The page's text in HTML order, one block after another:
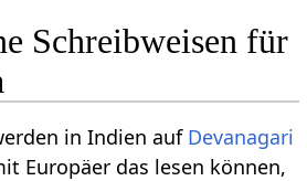
Schreibweisen für
in Indien auf Devanagari
Europäer das lesen können,